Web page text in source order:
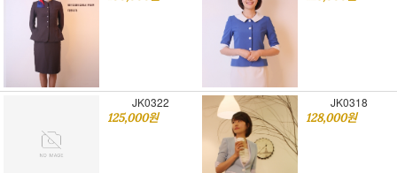
JK0322
125,000원
JK0318
128,000원